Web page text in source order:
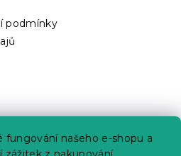
fungování našeho e-shopu a
podmínky